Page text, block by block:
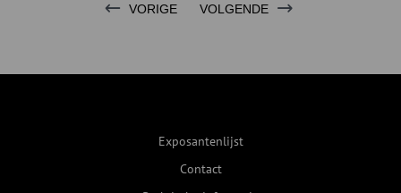
VORIGE VOLGENDE
Exposantenlijst
Contact